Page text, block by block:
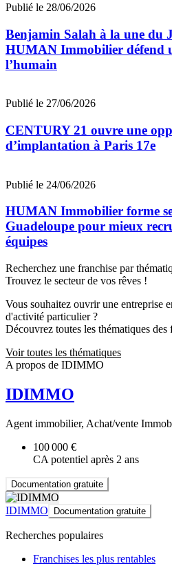
Publié le 28/06/2026
Benjamin Salah à la une du
HUMAN Immobilier défend
l’humain
Publié le 27/06/2026
CENTURY 21 ouvre une
d’implantation à Paris 17e
Publié le 24/06/2026
HUMAN Immobilier forme
Guadeloupe pour mieux
équipes
Recherchez une franchise par
Trouvez le secteur de vos rêves !
Vous souhaitez ouvrir une entreprise
d'activité particulier ?
Découvrez toutes les thématiques des
Voir toutes les thématiques
A propos de IDIMMO
IDIMMO
Agent immobilier, Achat/vente
100 000 €
CA potentiel après 2 ans
Documentation gratuite
IDIMMO Documentation gratuite
Recherches populaires
Franchises les plus rentables